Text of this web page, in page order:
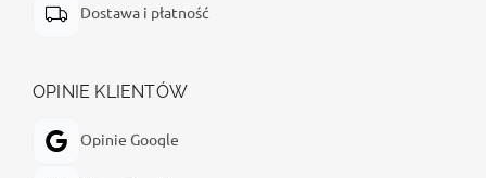
Dostawa i płatność
OPINIE KLIENTÓW
Opinie Google